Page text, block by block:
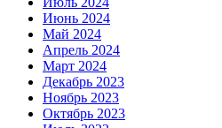
Июнь 2024
Май 2024
Апрель 2024
Март 2024
Декабрь 2023
Ноябрь 2023
Октябрь 2023